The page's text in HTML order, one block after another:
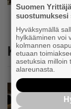
Katso
Suomen
suostumuksesi
Hyväksymällä
hylkääminen voi
kolmannen
etuaan
asetuksia milloin
alareunasta.